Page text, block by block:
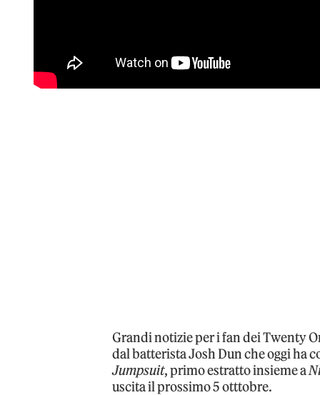
Grandi notizie per i fan dei Twenty
dal batterista Josh Dun che oggi ha
Jumpsuit, primo estratto insieme a
uscita il prossimo 5 otttobre.